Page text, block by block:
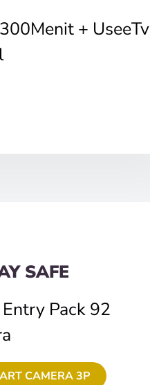
+ UseeTv
SAFE
Pack 92
CAMERA 3P